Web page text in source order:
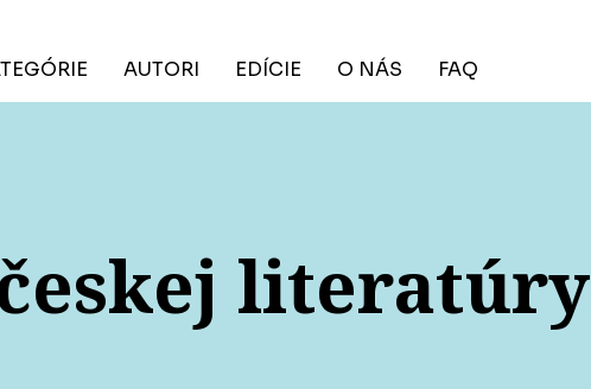
AUTORI EDÍCIE O NÁS FAQ
literatúry